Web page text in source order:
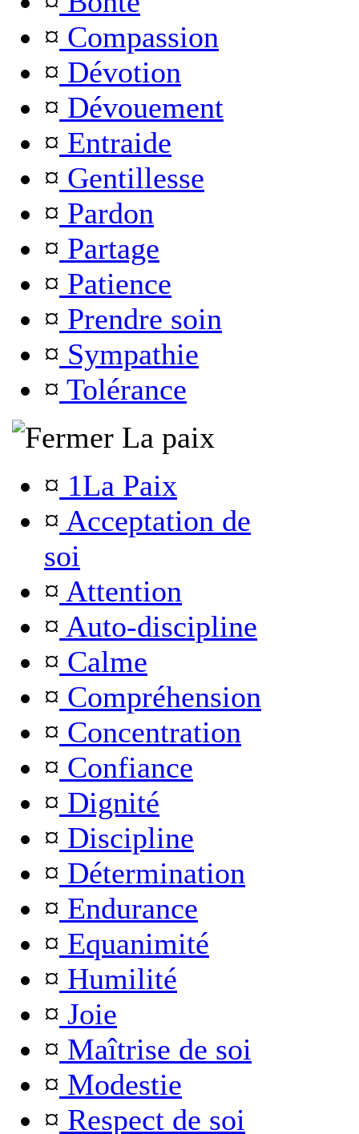
¤ Compassion
¤ Dévotion
¤ Dévouement
¤ Entraide
¤ Gentillesse
¤ Pardon
¤ Partage
¤ Patience
¤ Prendre soin
¤ Sympathie
¤ Tolérance
La paix
¤ 1La Paix
¤ Acceptation de
soi
¤ Attention
¤ Auto-discipline
¤ Calme
¤ Compréhension
¤ Concentration
¤ Confiance
¤ Dignité
¤ Discipline
¤ Détermination
¤ Endurance
¤ Equanimité
¤ Humilité
¤ Joie
¤ Maîtrise de soi
¤ Modestie
¤ Respect de soi